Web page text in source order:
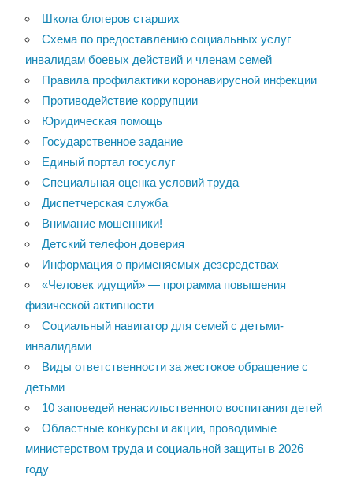
Школа блогеров старших
Схема по предоставлению социальных услуг
инвалидам боевых действий и членам семей
Правила профилактики коронавирусной инфекции
Противодействие коррупции
Юридическая помощь
Государственное задание
Единый портал госуслуг
Специальная оценка условий труда
Диспетчерская служба
Внимание мошенники!
Детский телефон доверия
Информация о применяемых дезсредствах
«Человек идущий» — программа повышения
физической активности
Социальный навигатор для семей с детьми-
инвалидами
Виды ответственности за жестокое обращение с
детьми
10 заповедей ненасильственного воспитания детей
Областные конкурсы и акции, проводимые
министерством труда и социальной защиты в 2026
году